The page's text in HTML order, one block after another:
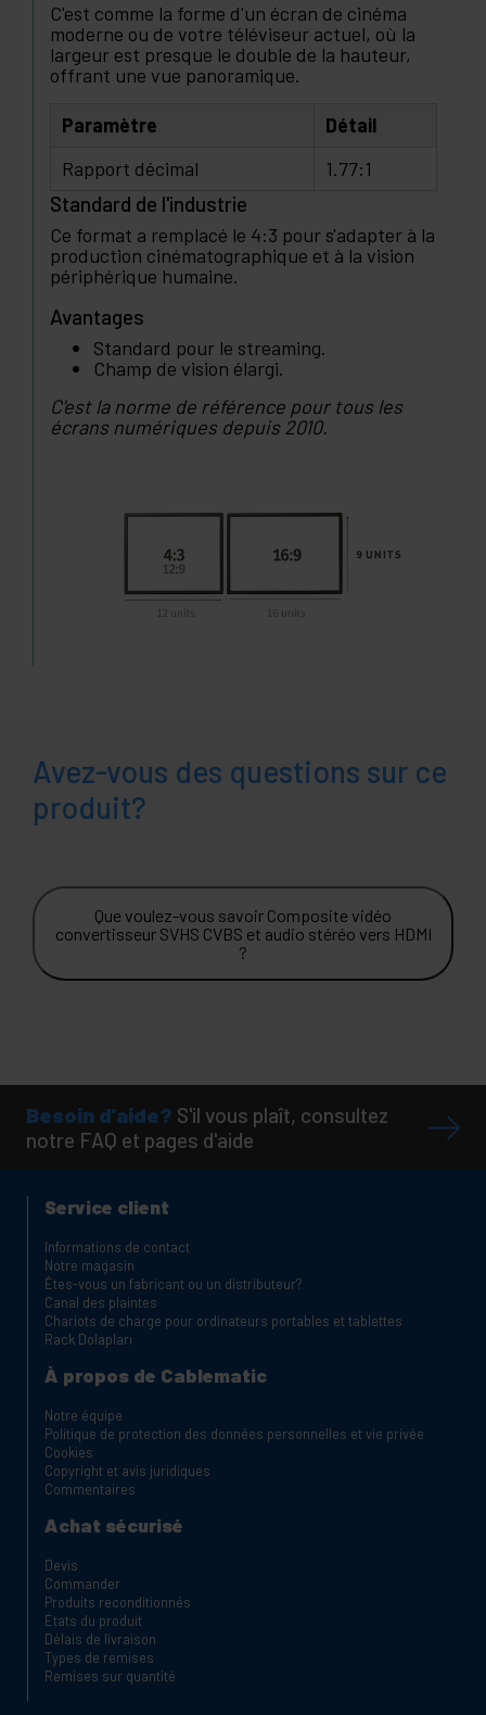
C'est comme la forme d'un écran de cinéma
moderne ou de votre téléviseur actuel, où la
largeur est presque le double de la hauteur,
offrant une vue panoramique.
Paramètre
Détail
Rapport décimal
1.77:1
Standard de l'industrie
Ce format a remplacé le 4:3 pour s'adapter à la
production cinématographique et à la vision
périphérique humaine.
Avantages
Standard pour le streaming.
Champ de vision élargi.
C'est la norme de référence pour tous les
écrans numériques depuis 2010.
Avez-vous des questions sur ce
produit?
Que voulez-vous savoir Composite vidéo
convertisseur SVHS CVBS et audio stéréo vers HDMI
?
Besoin d'aide? S'il vous plaît, consultez
notre FAQ et pages d'aide
Service client
Informations de contact
Notre magasin
Êtes-vous un fabricant ou un distributeur?
Canal des plaintes
Chariots de charge pour ordinateurs portables et tablettes
Rack Dolapları
À propos de Cablematic
Notre équipe
Politique de protection des données personnelles et vie privée
Cookies
Copyright et avis juridiques
Commentaires
Achat sécurisé
Devis
Commander
Produits reconditionnés
États du produit
Délais de livraison
Types de remises
Remises sur quantité